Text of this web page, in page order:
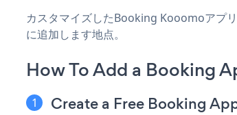
カスタマイズしたBooking Kooomoアプ
に追加します地点。
How To Add a Booking
Create a Free Booking